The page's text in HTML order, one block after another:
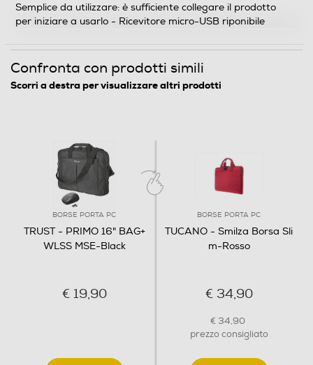
prodotto per iniziare a usarlo ?Ricevitore micro-USB
riponibile
Informazioni sulla sicurezza del prodotto
Clicca qui
Semplice da utilizzare: è sufficiente collegare il prodotto
per iniziare a usarlo - Ricevitore micro-USB riponibile
Confronta con prodotti simili
Scorri a destra per visualizzare altri prodotti
BORSE PORTA PC
TRUST - PRIMO 16" BAG+
WLSS MSE-Black
€ 19,90
BORSE PORTA PC
TUCANO - Smilza Borsa Sli
m-Rosso
€ 34,90
€ 34,90
prezzo consigliato